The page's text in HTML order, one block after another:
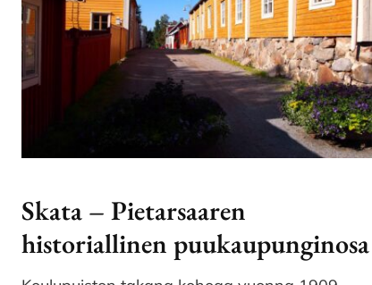
Skata – Pietarsaaren
historiallinen puukaupunginosa